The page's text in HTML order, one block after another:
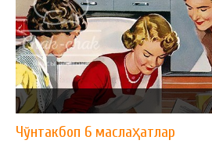
Чўнтакбоп 6 маслаҳатлар